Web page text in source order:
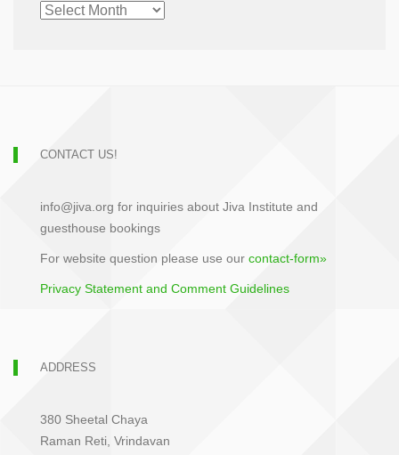
ARCHIVE
CONTACT US!
info@jiva.org for inquiries about Jiva Institute and
guesthouse bookings
For website question please use our contact-form»
Privacy Statement and Comment Guidelines
ADDRESS
380 Sheetal Chaya
Raman Reti, Vrindavan